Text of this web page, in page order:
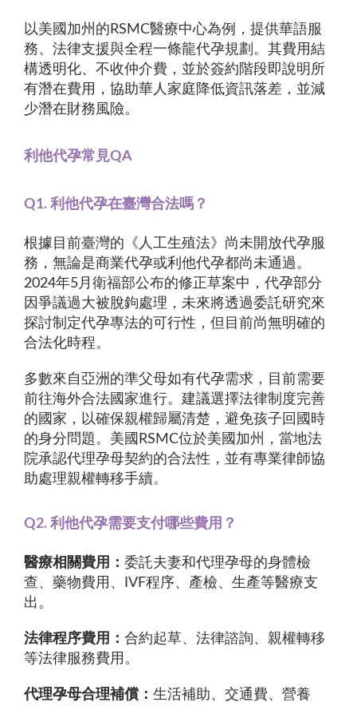
以美國加州的RSMC醫療中心為例，提供華語服
務、法律支援與全程一條龍代孕規劃。其費用結
構透明化、不收仲介費，並於簽約階段即說明所
有潛在費用，協助華人家庭降低資訊落差，並減
少潛在財務風險。
利他代孕常見QA
Q1. 利他代孕在臺灣合法嗎？
根據目前臺灣的《人工生殖法》尚未開放代孕服
務，無論是商業代孕或利他代孕都尚未通過。
2024年5月衛福部公布的修正草案中，代孕部分
因爭議過大被脫鉤處理，未來將透過委託研究來
探討制定代孕專法的可行性，但目前尚無明確的
合法化時程。
多數來自亞洲的準父母如有代孕需求，目前需要
前往海外合法國家進行。建議選擇法律制度完善
的國家，以確保親權歸屬清楚，避免孩子回國時
的身分問題。美國RSMC位於美國加州，當地法
院承認代理孕母契約的合法性，並有專業律師協
助處理親權轉移手續。
Q2. 利他代孕需要支付哪些費用？
醫療相關費用： 委託夫妻和代理孕母的身體檢
查、藥物費用、IVF程序、產檢、生產等醫療支
出。
法律程序費用： 合約起草、法律諮詢、親權轉移
等法律服務費用。
代理孕母合理補償： 生活補助、交通費、營養